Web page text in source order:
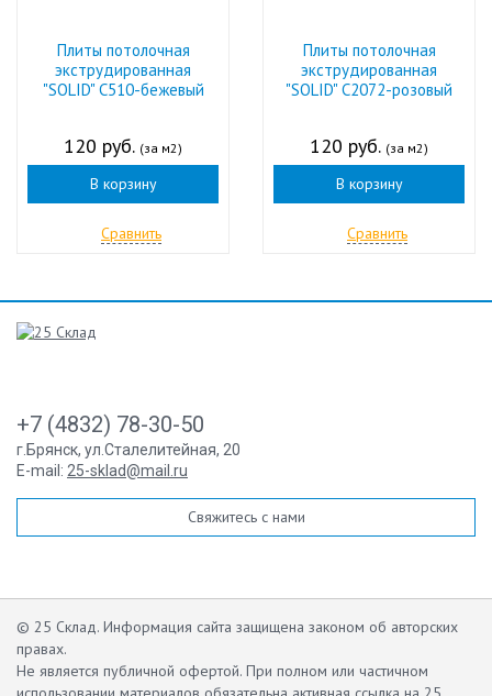
Плиты потолочная
экструдированная
"SOLID" С510-бежевый
120 руб. (за м2)
В корзину
Сравнить
Плиты потолочная
экструдированная
"SOLID" С2072-розовый
120 руб. (за м2)
В корзину
Сравнить
+7 (4832) 78-30-50
г.Брянск, ул.Сталелитейная, 20
E-mail: 25-sklad@mail.ru
Свяжитесь с нами
© 25 Склад. Информация сайта защищена законом об авторских
правах.
Не является публичной офертой. При полном или частичном